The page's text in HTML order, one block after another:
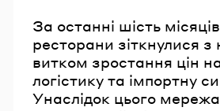
За останні шість
ресторани зіткнулися з
витком зростання цін
логістику та імпортну
Унаслідок цього мережа
УВІЙТИ